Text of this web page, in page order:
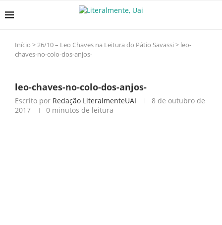
Início >26/10 – Leo Chaves na Leitura do Pátio Savassi > leo-
chaves-no-colo-dos-anjos-
leo-chaves-no-colo-dos-anjos-
Escrito por Redação LiteralmenteUAI
8 de outubro de
2017
0 minutos de leitura